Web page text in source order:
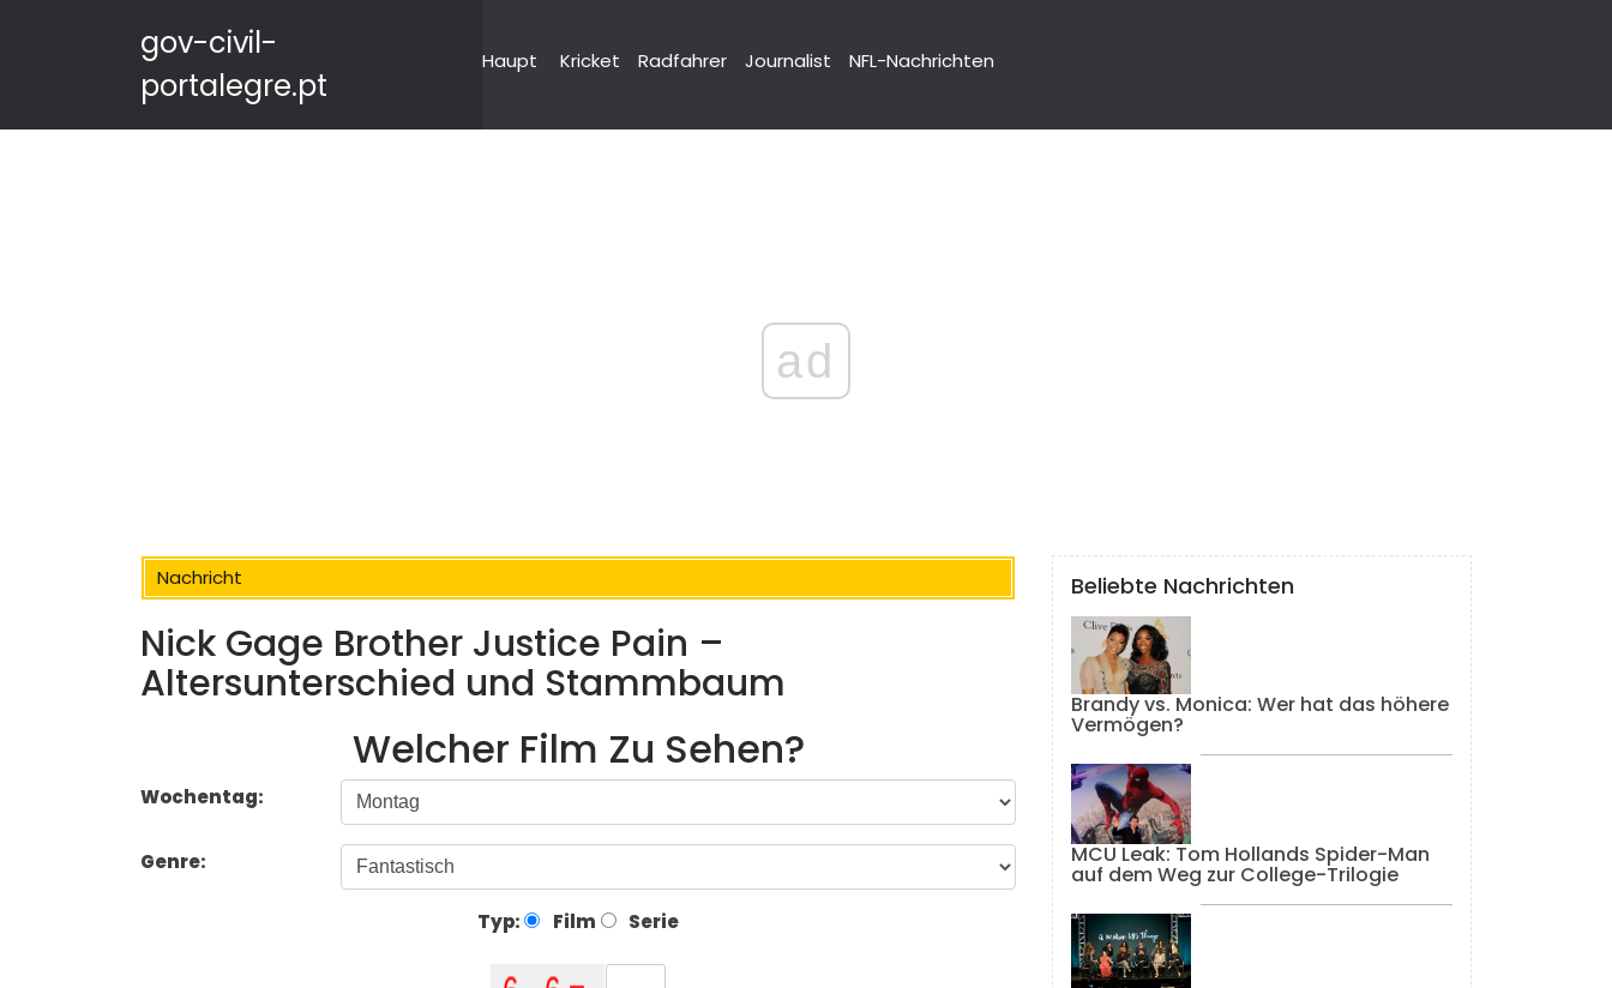
gov-civil-
portalegre.pt
Haupt Kricket Radfahrer Journalist NFL-Nachrichten
ad
Nachricht
Nick Gage Brother Justice Pain –
Altersunterschied und Stammbaum
Welcher Film Zu Sehen?
Wochentag:
Genre:
Typ: Film Serie
Beliebte Nachrichten
Brandy vs. Monica: Wer hat das höhere
Vermögen?
MCU Leak: Tom Hollands Spider-Man
auf dem Weg zur College-Trilogie